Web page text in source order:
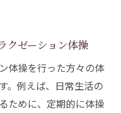
れる心身のリセッ
の体操法
もたらす睡眠の質
腰痛
クゼーション体操
体操を行った方々の体
。例えば、日常生活の
ために、定期的に体操